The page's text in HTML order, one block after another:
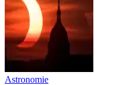
Astronomie